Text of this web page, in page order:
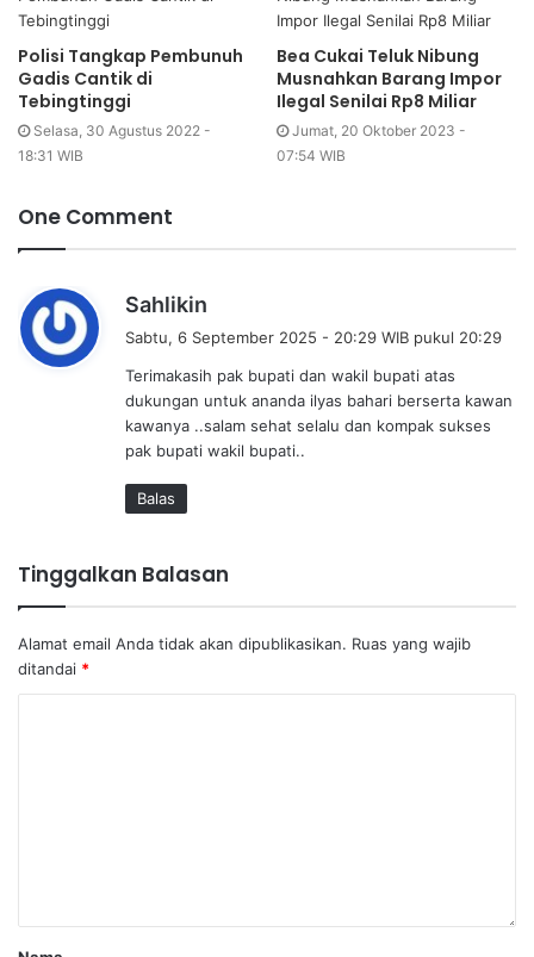
Polisi Tangkap Pembunuh
Gadis Cantik di
Tebingtinggi
Selasa, 30 Agustus 2022 -
18:31 WIB
Bea Cukai Teluk Nibung
Musnahkan Barang Impor
Ilegal Senilai Rp8 Miliar
Jumat, 20 Oktober 2023 -
07:54 WIB
One Comment
Sahlikin
r
k
a
t
a
Sabtu, 6 September 2025 - 20:29 WIB pukul 20:29
Terimakasih pak bupati dan wakil bupati atas
dukungan untuk ananda ilyas bahari berserta kawan
kawanya ..salam sehat selalu dan kompak sukses
pak bupati wakil bupati..
Balas
Tinggalkan Balasan
Alamat email Anda tidak akan dipublikasikan. Ruas yang wajib
ditandai *